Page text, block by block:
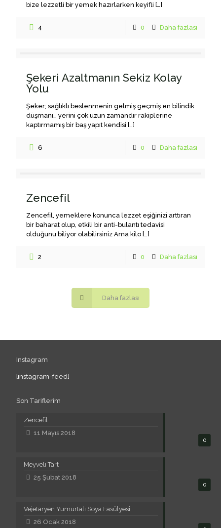
bize lezzetli bir yemek hazırlarken keyifli […]
4 0 Daha fazlası
Şekeri Azaltmanın Sekiz Kolay
Yolu
Şeker; sağlıklı beslenmenin gelmiş geçmiş en bilindik
düşmanı… yerini çok uzun zamandır rakiplerine
kaptırmamış bir baş yapıt kendisi […]
6 0 Daha fazlası
Zencefil
Zencefil, yemeklere konunca lezzet eşiğinizi arttıran
bir baharat olup, etkili bir anti-bulantı tedavisi
olduğunu biliyor olabilirsiniz Ama kilo […]
2 0 Daha fazlası
Daha fazlası
Instagram
[instagram-feed]
Son Tariflerim
0
Zencefil
11 Mayıs 2018
0
Meyveli Tart
25 Şubat 2018
Vejetaryen Yumurtalı Soya Fasülyesi
26 Ocak 2018